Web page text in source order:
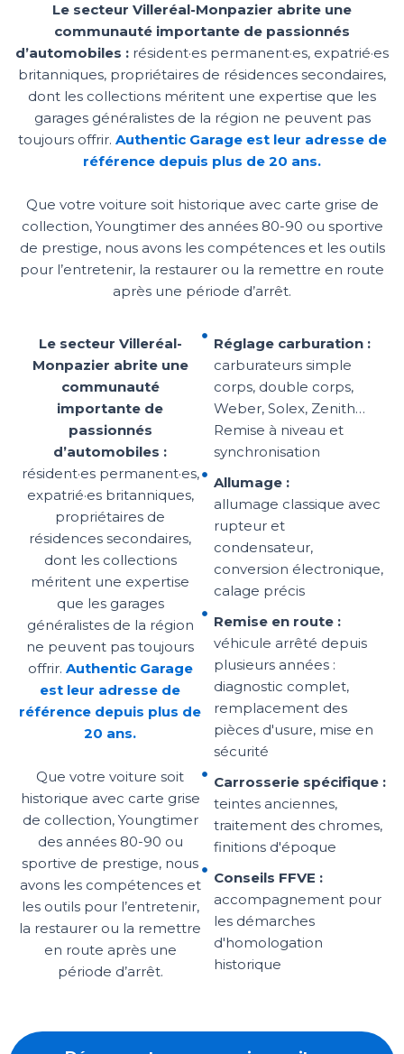
Le secteur Villeréal-Monpazier abrite une
communauté importante de passionnés
d’automobiles : résident·es permanent·es, expatrié·es
britanniques, propriétaires de résidences secondaires,
dont les collections méritent une expertise que les
garages généralistes de la région ne peuvent pas
toujours offrir. Authentic Garage est leur adresse de
référence depuis plus de 20 ans.
Que votre voiture soit historique avec carte grise de
collection, Youngtimer des années 80-90 ou sportive
de prestige, nous avons les compétences et les outils
pour l’entretenir, la restaurer ou la remettre en route
après une période d’arrêt.
Le secteur Villeréal-
Monpazier abrite une
communauté
importante de
passionnés
d’automobiles :
résident·es permanent·es,
expatrié·es britanniques,
propriétaires de
résidences secondaires,
dont les collections
méritent une expertise
que les garages
généralistes de la région
ne peuvent pas toujours
offrir. Authentic Garage
est leur adresse de
référence depuis plus de
20 ans.
Que votre voiture soit
historique avec carte grise
de collection, Youngtimer
des années 80-90 ou
sportive de prestige, nous
avons les compétences et
les outils pour l’entretenir,
la restaurer ou la remettre
en route après une
période d’arrêt.
Réglage carburation :
carburateurs simple
corps, double corps,
Weber, Solex, Zenith…
Remise à niveau et
synchronisation
Allumage :
allumage classique avec
rupteur et
condensateur,
conversion électronique,
calage précis
Remise en route :
véhicule arrêté depuis
plusieurs années :
diagnostic complet,
remplacement des
pièces d'usure, mise en
sécurité
Carrosserie spécifique :
teintes anciennes,
traitement des chromes,
finitions d'époque
Conseils FFVE :
accompagnement pour
les démarches
d'homologation
historique